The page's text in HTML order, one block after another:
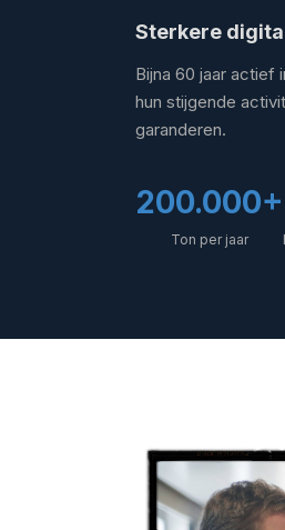
Sterkere
Bijna 60 jaar actief
hun stijgende
garanderen.
200.000+
Ton per jaar